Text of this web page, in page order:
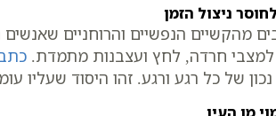
ניצול הזמן
מהקשיים הנפשיים והרוחניים
למצבי חרדה, לחץ ועצבנות מתמדת.
של כל רגע ורגע. זהו היסוד שעליו